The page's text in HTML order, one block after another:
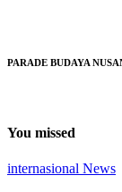
PARADE BUDAYA
You missed
internasional News